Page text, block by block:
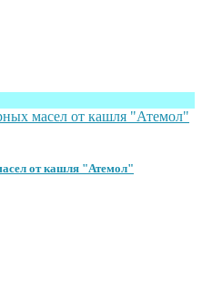
от кашля "Атемол"